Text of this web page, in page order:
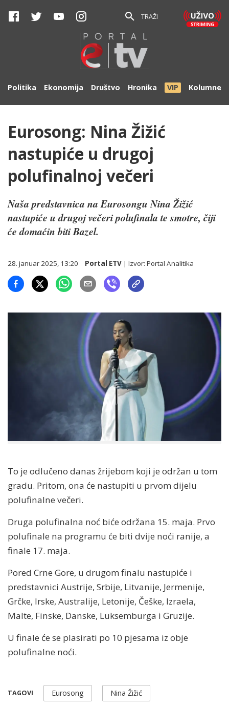
TRAŽI
Politika Ekonomija Društvo Hronika VIP Kolumne
Eurosong: Nina Žižić
nastupiće u drugoj
polufinalnoj večeri
Naša predstavnica na Eurosongu Nina Žižić
nastupiće u drugoj večeri polufinala te smotre, čiji
će domaćin biti Bazel.
28. januar 2025, 13:20 Portal ETV | Izvor:Portal Analitika
To je odlučeno danas žrijebom koji je održan u tom
gradu. Pritom, ona će nastupiti u prvom dijelu
polufinalne večeri.
Druga polufinalna noć biće održana 15. maja. Prvo
polufinale na programu će biti dvije noći ranije, a
finale 17. maja.
Pored Crne Gore, u drugom finalu nastupiće i
predstavnici Austrije, Srbije, Litvanije, Jermenije,
Grčke, Irske, Australije, Letonije, Češke, Izraela,
Malte, Finske, Danske, Luksemburga i Gruzije.
U finale će se plasirati po 10 pjesama iz obje
polufinalne noći.
TAGOVI Eurosong Nina Žižić